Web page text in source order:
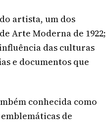
artista, um dos
Arte Moderna de 1922;
das culturas
e documentos que
conhecida como
de